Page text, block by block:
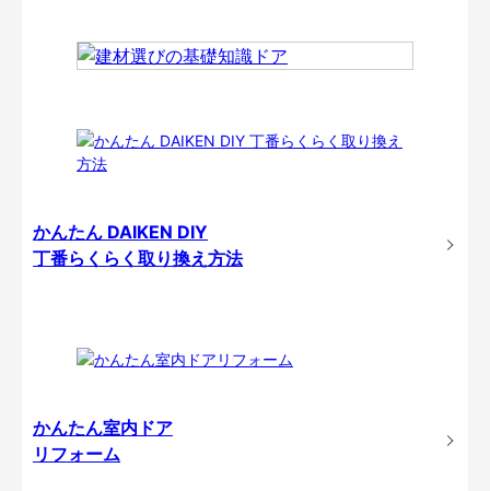
かんたん DAIKEN DIY
丁番らくらく取り換え方法
かんたん室内ドア
リフォーム